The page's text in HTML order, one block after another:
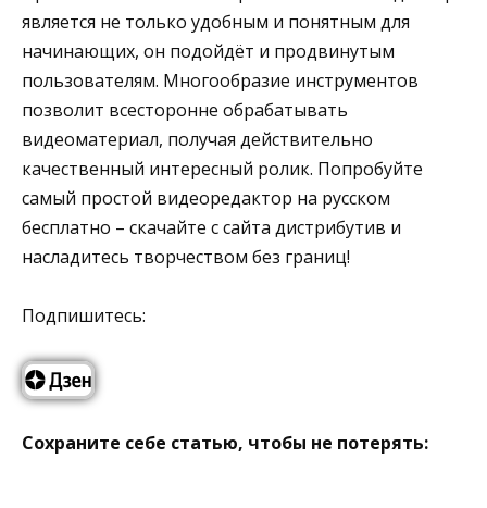
является не только удобным и понятным для
начинающих, он подойдёт и продвинутым
пользователям. Многообразие инструментов
позволит всесторонне обрабатывать
видеоматериал, получая действительно
качественный интересный ролик. Попробуйте
самый простой видеоредактор на русском
бесплатно – скачайте с сайта дистрибутив и
насладитесь творчеством без границ!
Подпишитесь:
Cохраните себе статью, чтобы не потерять: